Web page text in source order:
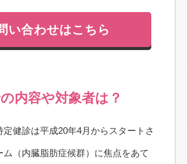
い合わせはこちら
内容や対象者は？
健診は平成20年4月からスタートさ
（内臓脂肪症候群）に焦点をあて